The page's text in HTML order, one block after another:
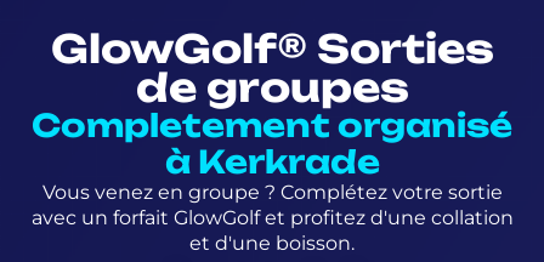
GlowGolf® Sorties
de groupes
Completement organisé
à Kerkrade
Vous venez en groupe ? Complétez votre sortie
avec un forfait GlowGolf et profitez d'une collation
et d'une boisson.